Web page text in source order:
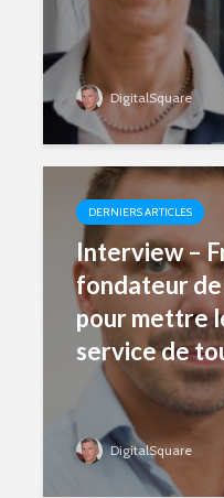
DigitalSquare
DERNIERS ARTICLES
Interview –
fondateur
pour mettre
service de
DigitalSquare